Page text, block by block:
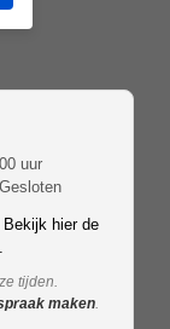
uur
Gesloten
hier de
tijden.
maken.